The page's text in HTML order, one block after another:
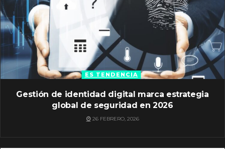
ES TENDENCIA
Gestión de identidad digital marca estrategia
global de seguridad en 2026
26 FEBRERO, 2026